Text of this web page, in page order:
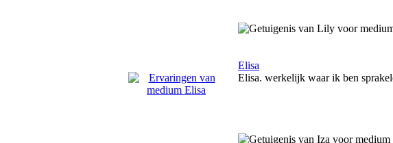
Elisa
Elisa. werkelijk waar ik ben